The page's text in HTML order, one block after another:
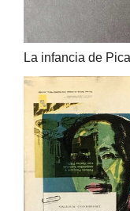
La infancia de